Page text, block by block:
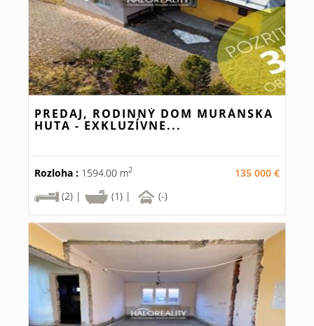
PREDAJ, RODINNÝ DOM MURÁNSKA
HUTA - EXKLUZÍVNE...
Rozloha : 1594.00 m2
135 000 €
(2) |
(1) | (-)